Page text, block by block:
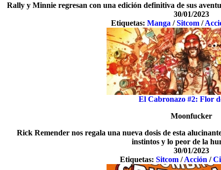
Rally y Minnie regresan con una edición definitiva de sus
30/01/2023
Etiquetas: Manga /Sitcom /
El Cabronazo #2: Flor
Moonfucker
Rick Remender nos regala una nueva dosis de esta
instintos y lo peor de la
30/01/2023
Etiquetas:Sitcom /Acción /